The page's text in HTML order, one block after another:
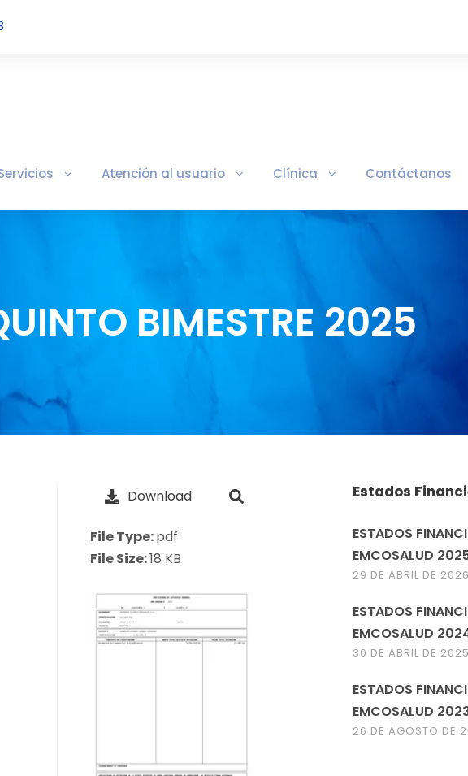
Atención al usuario Clínica Contáctanos
BIMESTRE 2025
Download
File Type:pdf
File Size:18 KB
Estados
ESTADOS
EMCOSALUD
29 DE ABRIL DE 2026
ESTADOS
EMCOSALUD
30 DE ABRIL DE 2025
ESTADOS
EMCOSALUD
26 DE AGOSTO DE